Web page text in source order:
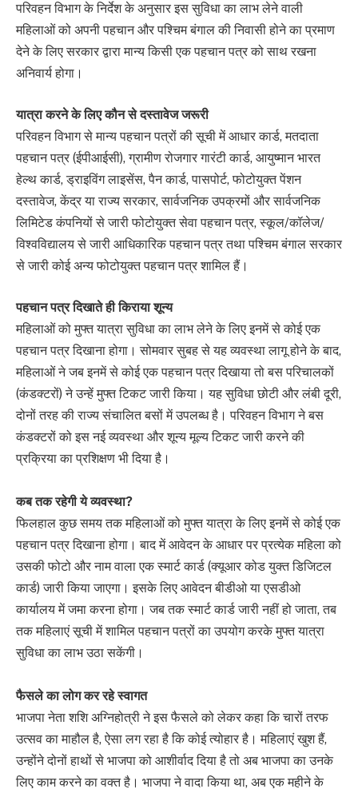
परिवहन विभाग के निर्देश के अनुसार इस सुविधा का लाभ लेने वाली
महिलाओं को अपनी पहचान और पश्चिम बंगाल की निवासी होने का प्रमाण
देने के लिए सरकार द्वारा मान्य किसी एक पहचान पत्र को साथ रखना
अनिवार्य होगा।
यात्रा करने के लिए कौन से दस्तावेज जरूरी
परिवहन विभाग से मान्य पहचान पत्रों की सूची में आधार कार्ड, मतदाता
पहचान पत्र (ईपीआईसी), ग्रामीण रोजगार गारंटी कार्ड, आयुष्मान भारत
हेल्थ कार्ड, ड्राइविंग लाइसेंस, पैन कार्ड, पासपोर्ट, फोटोयुक्त पेंशन
दस्तावेज, केंद्र या राज्य सरकार, सार्वजनिक उपक्रमों और सार्वजनिक
लिमिटेड कंपनियों से जारी फोटोयुक्त सेवा पहचान पत्र, स्कूल/कॉलेज/
विश्वविद्यालय से जारी आधिकारिक पहचान पत्र तथा पश्चिम बंगाल सरकार
से जारी कोई अन्य फोटोयुक्त पहचान पत्र शामिल हैं।
पहचान पत्र दिखाते ही किराया शून्य
महिलाओं को मुफ्त यात्रा सुविधा का लाभ लेने के लिए इनमें से कोई एक
पहचान पत्र दिखाना होगा। सोमवार सुबह से यह व्यवस्था लागू होने के बाद,
महिलाओं ने जब इनमें से कोई एक पहचान पत्र दिखाया तो बस परिचालकों
(कंडक्टरों) ने उन्हें मुफ्त टिकट जारी किया। यह सुविधा छोटी और लंबी दूरी,
दोनों तरह की राज्य संचालित बसों में उपलब्ध है। परिवहन विभाग ने बस
कंडक्टरों को इस नई व्यवस्था और शून्य मूल्य टिकट जारी करने की
प्रक्रिया का प्रशिक्षण भी दिया है।
कब तक रहेगी ये व्यवस्था?
फिलहाल कुछ समय तक महिलाओं को मुफ्त यात्रा के लिए इनमें से कोई एक
पहचान पत्र दिखाना होगा। बाद में आवेदन के आधार पर प्रत्येक महिला को
उसकी फोटो और नाम वाला एक स्मार्ट कार्ड (क्यूआर कोड युक्त डिजिटल
कार्ड) जारी किया जाएगा। इसके लिए आवेदन बीडीओ या एसडीओ
कार्यालय में जमा करना होगा। जब तक स्मार्ट कार्ड जारी नहीं हो जाता, तब
तक महिलाएं सूची में शामिल पहचान पत्रों का उपयोग करके मुफ्त यात्रा
सुविधा का लाभ उठा सकेंगी।
फैसले का लोग कर रहे स्वागत
भाजपा नेता शशि अग्निहोत्री ने इस फैसले को लेकर कहा कि चारों तरफ
उत्सव का माहौल है, ऐसा लग रहा है कि कोई त्योहार है। महिलाएं खुश हैं,
उन्होंने दोनों हाथों से भाजपा को आशीर्वाद दिया है तो अब भाजपा का उनके
लिए काम करने का वक्त है। भाजपा ने वादा किया था, अब एक महीने के